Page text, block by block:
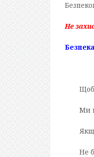
Не
Щоб
Ми
Не